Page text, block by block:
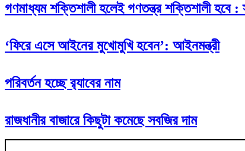
গণমাধ্যম শক্তিশালী হলেই গণতন্ত্র শক্তিশালী হবে :
‘ফিরে এসে আইনের মুখোমুখি হবেন’: আইনমন্ত্রী
পরিবর্তন হচ্ছে র‌্যাবের নাম
রাজধানীর বাজারে কিছুটা কমেছে সবজির দাম